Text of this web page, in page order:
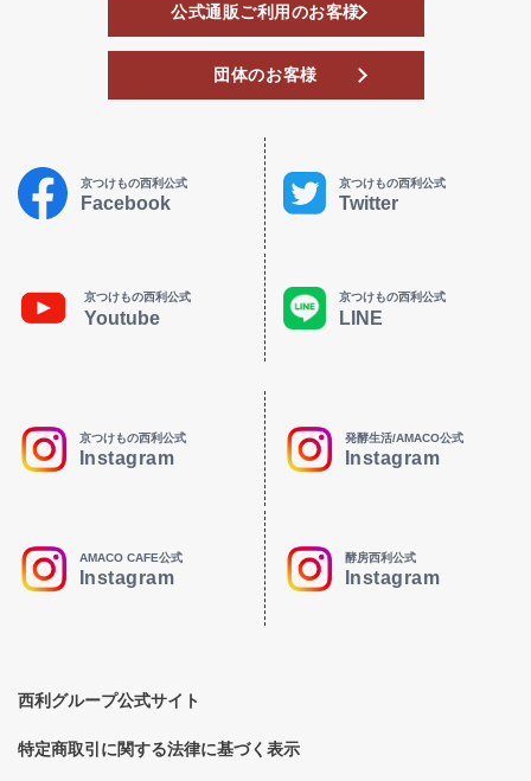
公式通販ご利用のお客様
団体のお客様
京つけもの西利公式
Facebook
京つけもの西利公式
Twitter
京つけもの西利公式
Youtube
京つけもの西利公式
LINE
京つけもの西利公式
Instagram
発酵生活/AMACO公式
Instagram
AMACO CAFE公式
Instagram
酵房西利公式
Instagram
西利グループ公式サイト
特定商取引に関する法律に基づく表示